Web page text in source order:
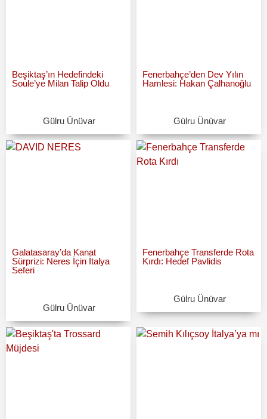
Beşiktaş’ın Hedefindeki
Soule’ye Milan Talip Oldu
Gülru Ünüvar
Fenerbahçe’den Dev Yılın
Hamlesi: Hakan Çalhanoğlu
Gülru Ünüvar
Galatasaray’da Kanat
Sürprizi: Neres İçin İtalya
Seferi
Gülru Ünüvar
Fenerbahçe Transferde Rota
Kırdı: Hedef Pavlidis
Gülru Ünüvar